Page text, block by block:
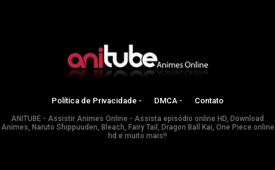
Política de Privacidade - DMCA - Contato
ANITUBE - Assistir Animes Online - Assista episódio online HD, Download
Animes, Naruto Shippuuden, Bleach, Fairy Tail, Dragon Ball Kai, One Piece online
hd e muito mais!!